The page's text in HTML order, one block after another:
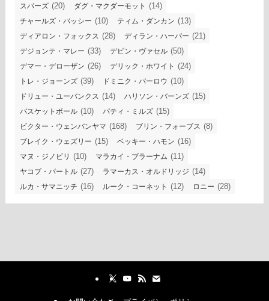
スパーズ (20) ダグ・マクダーモット (14)
チャールズ・バッシー (10) ティム・ダンカン (13)
ディアロン・フォックス (28) ディラン・ハーパー (21)
デジョンテ・マレー (33) デビン・ヴァセル (50)
デマー・デローザン (26) デリック・ホワイト (24)
トレ・ジョーンズ (39) ドミニク・バーロウ (10)
ドリュー・ユーバンクス (14) ハリソン・バーンズ (15)
バスケットボール (10) パティ・ミルズ (15)
ビクター・ウェンバンヤマ (168) ブリン・フォーブス (8)
ブレイク・ウェズリー (15) ベッキー・ハモン (16)
マヌ・ジノビリ (10) マラカイ・ブラーナム (11)
ヤコブ・パートル (27) ラマーカス・オルドリッジ (14)
ルカ・サマニッチ (16) ルーク・コーネット (12) ロニー (28)